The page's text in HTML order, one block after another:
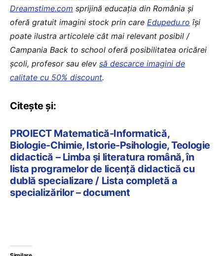
Dreamstime.com sprijină educaţia din România şi
oferă gratuit imagini stock prin care Edupedu.ro îşi
poate ilustra articolele cât mai relevant posibil /
Campania Back to school oferă posibilitatea oricărei
școli, profesor sau elev să descarce imagini de
calitate cu 50% discount.
Citește și:
PROIECT Matematică-Informatică,
Biologie-Chimie, Istorie-Psihologie, Teologie
didactică – Limba și literatura română, în
lista programelor de licență didactică cu
dublă specializare / Lista completă a
specializărilor – document